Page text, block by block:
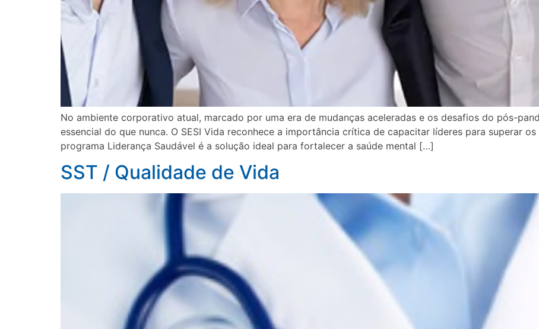
No ambiente corporativo atual, marcado por uma era de mudanças aceleradas e os desafios do pós-
essencial do que nunca. O SESI Vida reconhece a importância crítica de capacitar líderes para superar
programa Liderança Saudável é a solução ideal para fortalecer a saúde mental […]
SST / Qualidade de Vida